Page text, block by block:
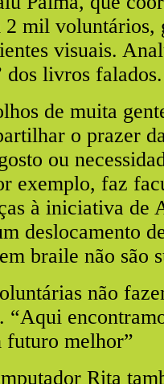
mil voluntários,
visuais.
dos livros falados.
de muita
o prazer
ou
exemplo, faz
à iniciativa de
deslocamento
braile não são
não
“Aqui
futuro melhor”
Rita